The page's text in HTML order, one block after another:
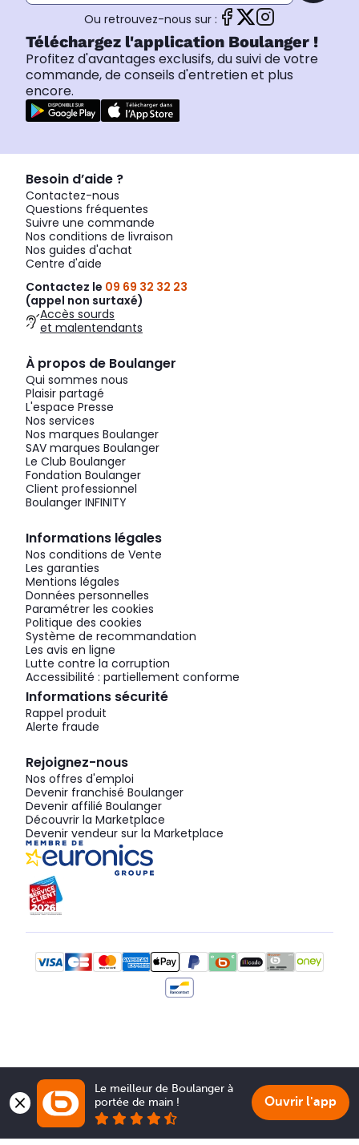
Ou retrouvez-nous sur :
Téléchargez l'application Boulanger !
Profitez d'avantages exclusifs, du suivi de votre
commande, de conseils d'entretien et plus
encore.
Besoin d’aide ?
Contactez-nous
Questions fréquentes
Suivre une commande
Nos conditions de livraison
Nos guides d'achat
Centre d'aide
Contactez le 09 69 32 32 23
(appel non surtaxé)
Accès sourds
et malentendants
À propos de Boulanger
Qui sommes nous
Plaisir partagé
L'espace Presse
Nos services
Nos marques Boulanger
SAV marques Boulanger
Le Club Boulanger
Fondation Boulanger
Client professionnel
Boulanger INFINITY
Informations légales
Nos conditions de Vente
Les garanties
Mentions légales
Données personnelles
Paramétrer les cookies
Politique des cookies
Système de recommandation
Les avis en ligne
Lutte contre la corruption
Accessibilité : partiellement conforme
Informations sécurité
Rappel produit
Alerte fraude
Rejoignez-nous
Nos offres d'emploi
Devenir franchisé Boulanger
Devenir affilié Boulanger
Découvrir la Marketplace
Devenir vendeur sur la Marketplace
Le meilleur de Boulanger à
portée de main !
Ouvrir l'app